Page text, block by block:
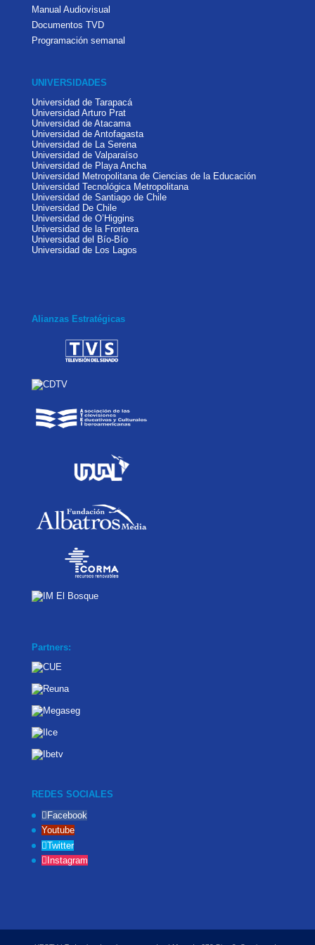
Manual Audiovisual
Documentos TVD
Programación semanal
UNIVERSIDADES
Universidad de Tarapacá
Universidad Arturo Prat
Universidad de Atacama
Universidad de Antofagasta
Universidad de La Serena
Universidad de Valparaíso
Universidad de Playa Ancha
Universidad Metropolitana de Ciencias de la Educación
Universidad Tecnológica Metropolitana
Universidad de Santiago de Chile
Universidad De Chile
Universidad de O’Higgins
Universidad de la Frontera
Universidad del Bío-Bío
Universidad de Los Lagos
Alianzas Estratégicas
Partners:
REDES SOCIALES
Facebook
Youtube
Twitter
Instagram